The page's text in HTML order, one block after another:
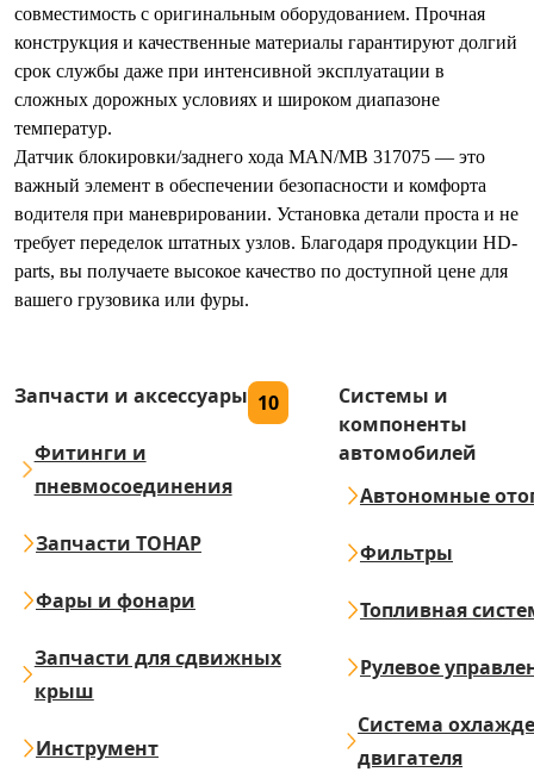
совместимость с оригинальным оборудованием. Прочная
конструкция и качественные материалы гарантируют долгий
срок службы даже при интенсивной эксплуатации в
сложных дорожных условиях и широком диапазоне
температур.
Датчик блокировки/заднего хода MAN/MB 317075 — это
важный элемент в обеспечении безопасности и комфорта
водителя при маневрировании. Установка детали проста и не
требует переделок штатных узлов. Благодаря продукции HD-
parts, вы получаете высокое качество по доступной цене для
вашего грузовика или фуры.
Запчасти и аксессуары 10
Фитинги и
пневмосоединения
Запчасти ТОНАР
Фары и фонари
Запчасти для сдвижных
крыш
Инструмент
Системы и
компоненты
автомобилей
Автономные
Фильтры
Топливная
Рулевое
Система
двигателя